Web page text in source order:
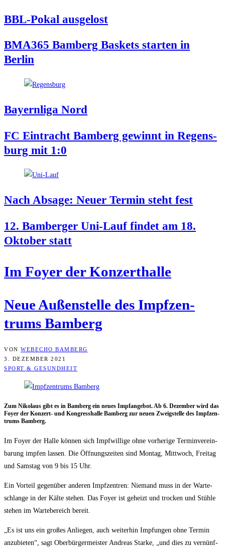
BBL-Pokal aus­ge­lost
BMA365 Bam­berg Bas­kets star­ten in
Berlin
Bay­ern­li­ga Nord
FC Ein­tracht Bam­berg gewinnt in Regens­
burg mit 1:0
Nach Absa­ge: Neu­er Ter­min steht fest
12. Bam­ber­ger Uni-Lauf fin­det am 18.
Okto­ber statt
Im Foy­er der Konzerthalle
Neue Außen­stel­le des Impf­zen­
trums Bamberg
VON WEBECHO BAMBERG
3. DEZEMBER 2021
SPORT & GESUNDHEIT
Zum Niko­laus gibt es in Bam­berg ein neu­es Impf­an­ge­bot. Ab 6. Dezem­ber wird das
Foy­er der Kon­zert- und Kon­gress­hal­le Bam­berg zur neu­en Zweig­stel­le des Impf­zen­
trums Bamberg.
Im Foy­er der Hal­le kön­nen sich Impf­wil­li­ge ohne vor­he­ri­ge Ter­min­ver­ein­
ba­rung imp­fen las­sen. Die Öff­nungs­zei­ten sind Mon­tag, Mitt­woch, Frei­tag
und Sams­tag von 9 bis 15 Uhr.
Ein Vor­teil gegen­über ande­ren Impf­zen­tren: Nie­mand muss in der War­te­
schlan­ge in der Käl­te ste­hen. Das Foy­er ist geheizt und tro­cken und Stüh­le
ste­hen im War­te­be­reich bereit.
„Es ist uns ein gro­ßes Anlie­gen, auch wei­ter­hin Imp­fun­gen ohne Ter­min
anzu­bie­ten“, sagt Ober­bür­ger­meis­ter Andre­as Star­ke, „und dies zu ver­nünf­